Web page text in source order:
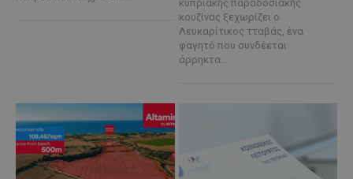
κυπριακής παραδοσιακής
κουζίνας ξεχωρίζει ο
Λευκαρίτικος τταβάς, ένα
φαγητό που συνδέεται
άρρηκτα...